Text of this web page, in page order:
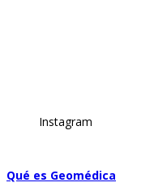
Instagram
Qué es Geomédica